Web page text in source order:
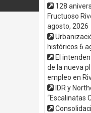
128
Fructuoso
agosto, 2026
históricos 6
El
de la nueva
empleo en
IDR y
“Escalinatas